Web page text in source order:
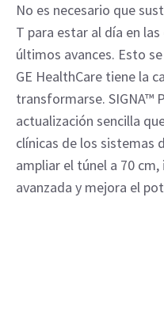
No es necesario que
T para estar al día en
últimos avances. Esto
GE HealthCare tiene la
transformarse. SIGNA™
actualización sencilla
clínicas de los sistemas
ampliar el túnel a 70
avanzada y mejora el